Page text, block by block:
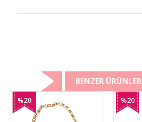
BENZER ÜRÜNLER
%20
İndirim
%20